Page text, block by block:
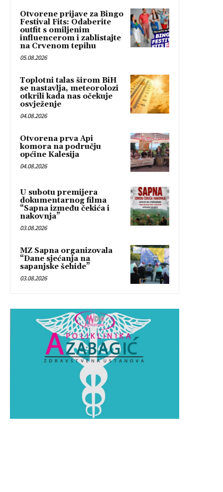
Otvorene prijave za Bingo
Festival Fits: Odaberite
outfit s omiljenim
influencerom i zablistajte
na Crvenom tepihu
05.08.2026
Toplotni talas širom BiH
se nastavlja, meteorolozi
otkrili kada nas očekuje
osvježenje
04.08.2026
Otvorena prva Api
komora na području
općine Kalesija
04.08.2026
U subotu premijera
dokumentarnog filma
“Sapna između čekića i
nakovnja”
03.08.2026
MZ Sapna organizovala
“Dane sjećanja na
sapanjske šehide”
03.08.2026